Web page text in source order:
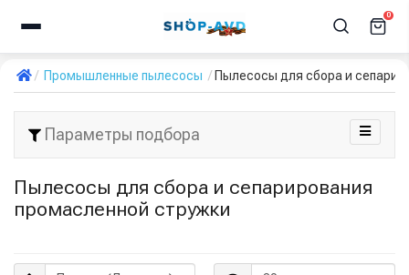
0
Промышленные пылесосы Пылесосы для сбора и
Параметры подбора
Пылесосы для сбора и сепарирования
промасленной стружки